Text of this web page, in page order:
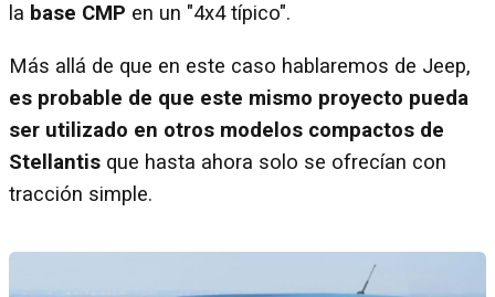
la base CMP en un "4x4 típico".
Más allá de que en este caso hablaremos de Jeep,
es probable de que este mismo proyecto pueda
ser utilizado en otros modelos compactos de
Stellantis que hasta ahora solo se ofrecían con
tracción simple.